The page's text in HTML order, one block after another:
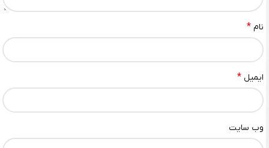
نام *
ایمیل *
وب‌ سایت